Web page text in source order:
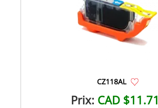
CZ118AL
Prix: CAD $11.71